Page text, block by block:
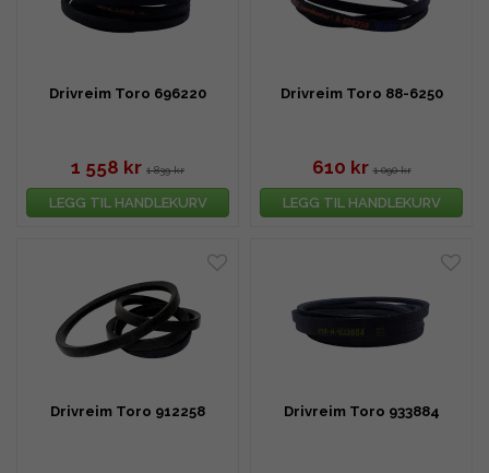
Drivreim Toro 696220
1 558 kr 1 839 kr
LEGG TIL HANDLEKURV
Drivreim Toro 88-6250
610 kr 1 090 kr
LEGG TIL HANDLEKURV
Drivreim Toro 912258 Drivreim Toro 933884